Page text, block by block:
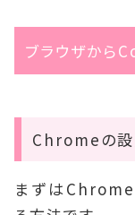
ブラウザから
Chromeの設
まずは